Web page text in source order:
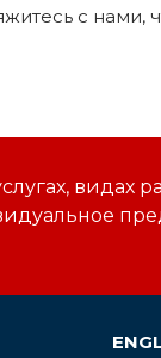
с
видах